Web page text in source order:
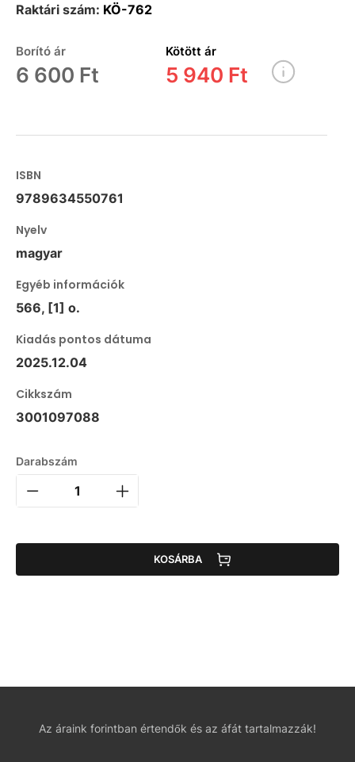
Raktári szám: KÖ-762
Borító ár
6 600 Ft
Kötött ár
5 940 Ft
ISBN
9789634550761
Nyelv
magyar
Egyéb információk
566, [1] o.
Kiadás pontos dátuma
2025.12.04
Cikkszám
3001097088
Darabszám
KOSÁRBA
Az áraink forintban értendők és az áfát tartalmazzák!